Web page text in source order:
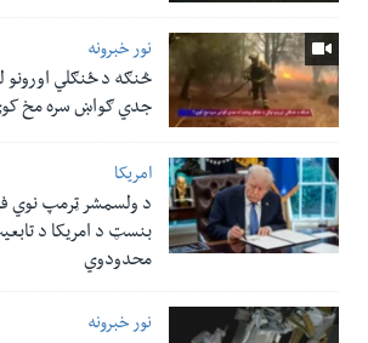
نور خبرونه
څنګه د ځنګلي اورونو
جدي ګواښ سره مخ
امریکا
د ولسمشر ټرمپ نوي
بنسټ د امریکا د
محدودوي
نور خبرونه